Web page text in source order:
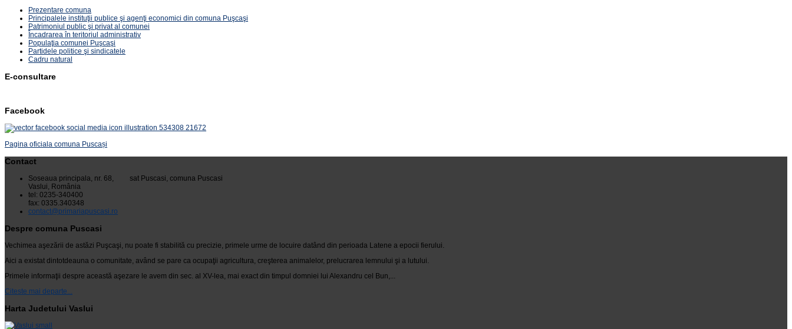
Prezentare comuna
Principalele instituţii publice şi agenţi economici din comuna Puşcaşi
Patrimoniul public şi privat al comunei
Încadrarea în teritoriul administrativ
Populaţia comunei Puşcaşi
Partidele politice şi sindicatele
Cadru natural
E-consultare
Facebook
Pagina oficiala comuna Puscași
Contact
Soseaua principala, nr. 68, sat Puscasi, comuna Puscasi
Vaslui, România
tel: 0235-340400
fax: 0335.340348
contact@primariapuscasi.ro
Despre comuna Puscasi
Vechimea aşezării de astăzi Puşcaşi, nu poate fi stabilită cu precizie, primele urme de locuire datând din perioada Latene a epocii fierului.
Aici a existat dintotdeauna o comunitate, având se pare ca ocupaţii agricultura, creşterea animalelor, prelucrarea lemnului şi a lutului.
Primele informaţii despre această aşezare le avem din sec. al XV-lea, mai exact din timpul domniei lui Alexandru cel Bun,...
Citeste mai departe...
Harta Judetului Vaslui